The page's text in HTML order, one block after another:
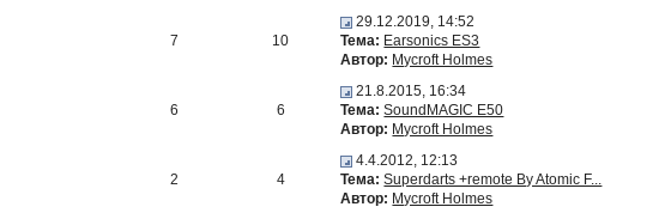
7 10
29.12.2019, 14:52
Тема: Earsonics ES3
Автор: Mycroft Holmes
6 6
21.8.2015, 16:34
Тема: SoundMAGIC E50
Автор: Mycroft Holmes
2 4
4.4.2012, 12:13
Тема: Superdarts +remote By Atomic F...
Автор: Mycroft Holmes